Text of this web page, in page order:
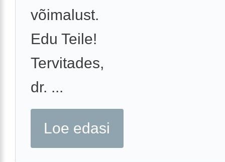
võimalust.
Edu Teile!
Tervitades,
dr. ...
Loe edasi